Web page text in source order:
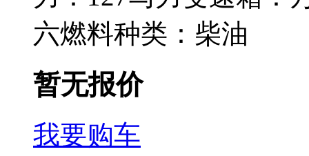
六燃料种类： 柴油
暂无报价
我要购车